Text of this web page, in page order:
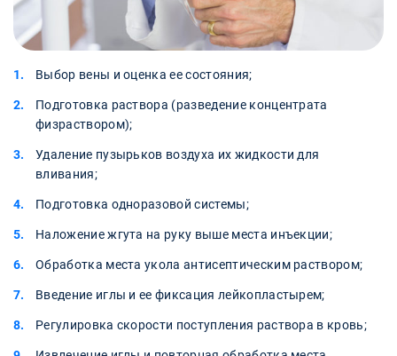
Выбор вены и оценка ее состояния;
Подготовка раствора (разведение концентрата
физраствором);
Удаление пузырьков воздуха их жидкости для
вливания;
Подготовка одноразовой системы;
Наложение жгута на руку выше места инъекции;
Обработка места укола антисептическим раствором;
Введение иглы и ее фиксация лейкопластырем;
Регулировка скорости поступления раствора в кровь;